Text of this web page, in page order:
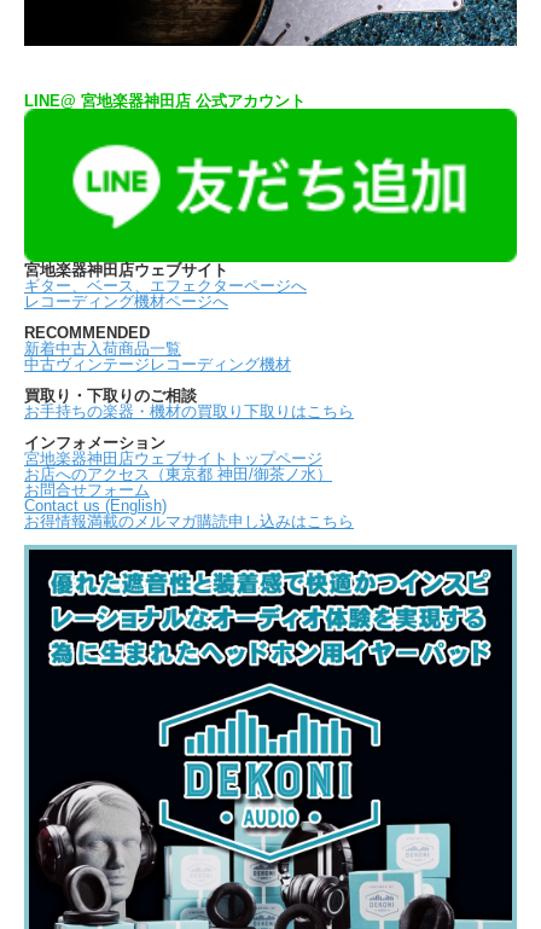
LINE@ 宮地楽器神田店 公式アカウント
宮地楽器神田店ウェブサイト
ギター、ベース、エフェクターページへ
レコーディング機材ページへ
RECOMMENDED
新着中古入荷商品一覧
中古ヴィンテージレコーディング機材
買取り・下取りのご相談
お手持ちの楽器・機材の買取り下取りはこちら
インフォメーション
宮地楽器神田店ウェブサイトトップページ
お店へのアクセス（東京都 神田/御茶ノ水）
お問合せフォーム
Contact us (English)
お得情報満載のメルマガ購読申し込みはこちら